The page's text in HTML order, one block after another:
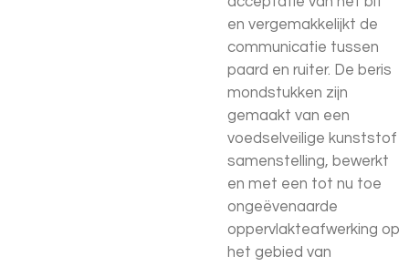
en vergemakkelijkt de
communicatie tussen
paard en ruiter. De beris
mondstukken zijn
gemaakt van een
voedselveilige kunststof
samenstelling, bewerkt
en met een tot nu toe
ongeëvenaarde
oppervlakteafwerking op
het gebied van